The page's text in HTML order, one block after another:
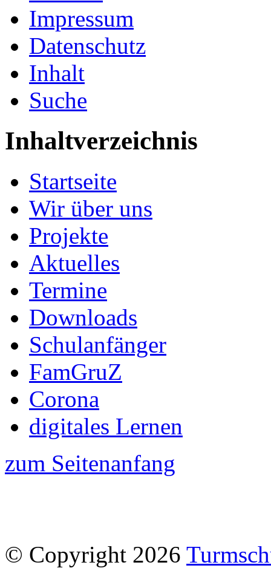
Impressum
Datenschutz
Inhalt
Suche
Inhaltverzeichnis
Startseite
Wir über uns
Projekte
Aktuelles
Termine
Downloads
Schulanfänger
FamGruZ
Corona
digitales Lernen
zum Seitenanfang
© Copyright 2026